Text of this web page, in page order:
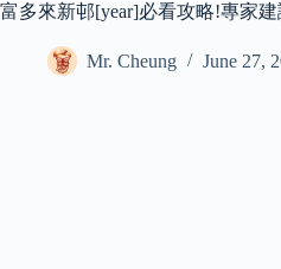
富多來新邨[year]必看攻略!專家
Mr. Cheung June 27,